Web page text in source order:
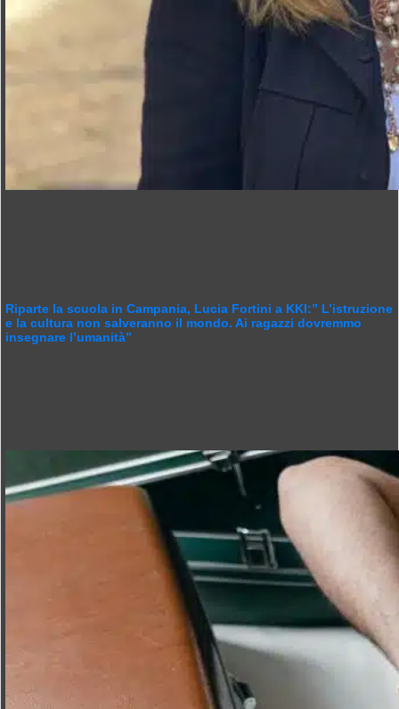
Riparte la scuola in Campania, Lucia Fortini a KKI:” L’istruzione
e la cultura non salveranno il mondo. Ai ragazzi dovremmo
insegnare l’umanità”